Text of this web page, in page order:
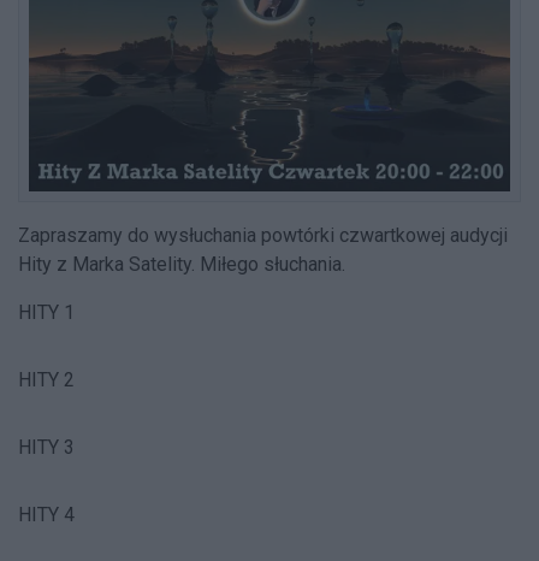
Zapraszamy do wysłuchania powtórki czwartkowej audycji
Hity z Marka Satelity. Miłego słuchania.
HITY 1
HITY 2
HITY 3
HITY 4